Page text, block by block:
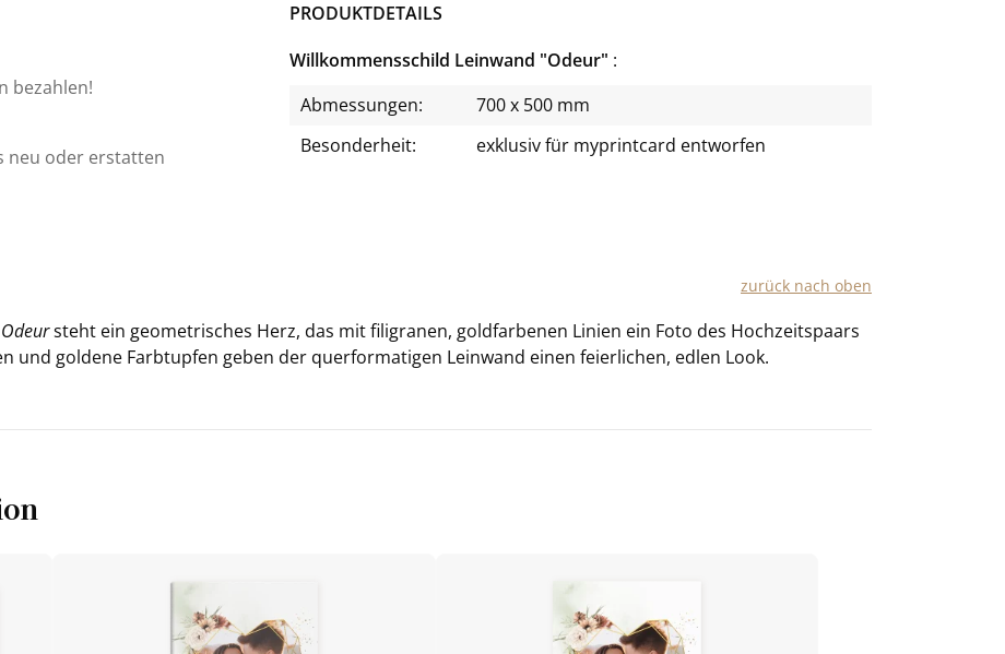
bezahlen!
neu oder erstatten
PRODUKTDETAILS
Willkommensschild Leinwand "Odeur"
Abmessungen:
700 x 500 mm
Besonderheit:
exklusiv für myprintcard entworfen
zu­rück nach oben
Odeursteht ein geo­me­tri­sches Herz, das mit fi­li­gra­nen, gold­far­be­nen Li­ni­en ein Foto des Hoch­zeits­paars
und gol­de­ne Farb­tup­fen geben der quer­for­ma­ti­gen Lein­wand einen fei­er­li­chen, edlen Look.